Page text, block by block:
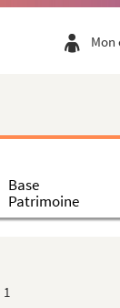
Mon
Base
Patrimoine